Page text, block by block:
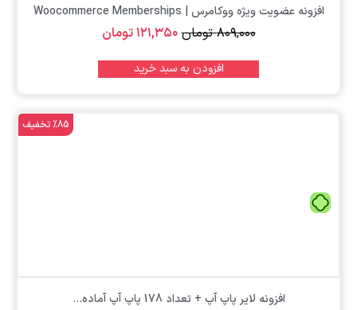
افزونه عضویت ویژه ووکامرس | Woocommerce Memberships
۸۰۹,۰۰۰ تومان۱۲۱,۳۵۰تومان
افزودن به سبد خرید
%85 تخفیف
افزونه لایر پاپ آپ + تعداد 178 پاپ آپ آماده...